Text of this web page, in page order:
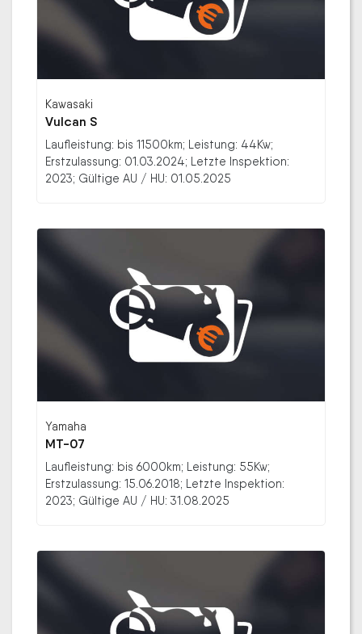
Kawasaki
Vulcan S
Laufleistung: bis 11500km; Leistung: 44Kw;
Erstzulassung: 01.03.2024; Letzte Inspektion:
2023; Gültige AU / HU: 01.05.2025
Yamaha
MT-07
Laufleistung: bis 6000km; Leistung: 55Kw;
Erstzulassung: 15.06.2018; Letzte Inspektion:
2023; Gültige AU / HU: 31.08.2025